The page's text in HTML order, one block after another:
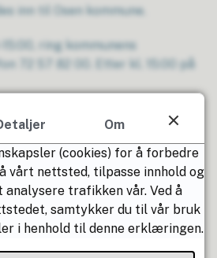
inn til Osen kommune.
ring kommunens
72 57 82 00. Etter kl. 15:00 på
teknisk
Om
(cookies) for å forbedre
vårt nettsted, tilpasse innhold og
trafikken vår. Ved å
samtykker du til vår bruk
i henhold til denne erklæringen.